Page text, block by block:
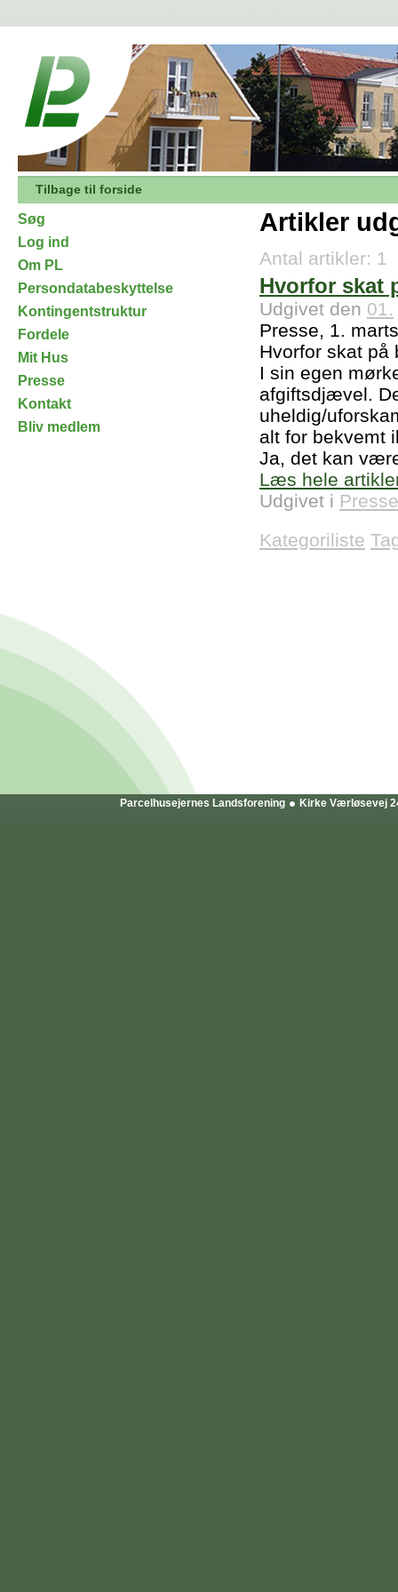
Tilbage til forside
Søg
Log ind
Om PL
Persondatabeskyttelse
Kontingentstruktur
Fordele
Mit Hus
Presse
Kontakt
Bliv medlem
Artikler
Antal artikler: 1
Hvorfor skat
Udgivet den 01.
Presse, 1.
Hvorfor skat på
I sin egen
afgiftsdjævel.
uheldig/
alt for bekvemt
Ja, det kan
Læs hele
Udgivet i
Kategoriliste
Parcelhusejernes Landsforening Kirke Værløsevej